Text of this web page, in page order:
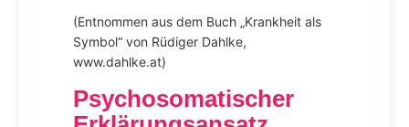
(Entnommen aus dem Buch „Krankheit als
Symbol“ von Rüdiger Dahlke,
www.dahlke.at)
Psychosomatischer